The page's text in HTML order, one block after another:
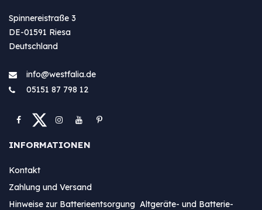
Spinnereistraße 3
DE-01591 Riesa
Deutschland
info@westfa​lia.de
05151 87 798 12
INFORMATIONEN
Kontakt
Zahlung und Versand
Hinweise zur Batterieentsorgung Altgeräte- und Batterie-